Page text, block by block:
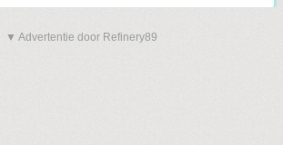
▼ Advertentie door Refinery89